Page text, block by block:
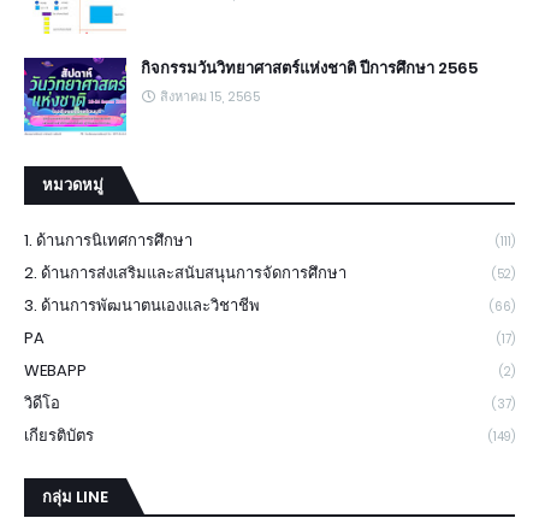
กิจกรรมวันวิทยาศาสตร์แห่งชาติ ปีการศึกษา 2565
สิงหาคม 15, 2565
หมวดหมู่
1. ด้านการนิเทศการศึกษา (111)
2. ด้านการส่งเสริมและสนับสนุนการจัดการศึกษา (52)
3. ด้านการพัฒนาตนเองและวิชาชีพ (66)
PA (17)
WEBAPP (2)
วิดีโอ (37)
เกียรติบัตร (149)
กลุ่ม LINE